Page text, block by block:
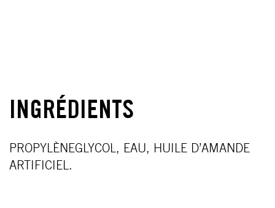
INGRÉDIENTS
PROPYLÈNEGLYCOL, EAU, HUILE D’AMANDE
ARTIFICIEL.